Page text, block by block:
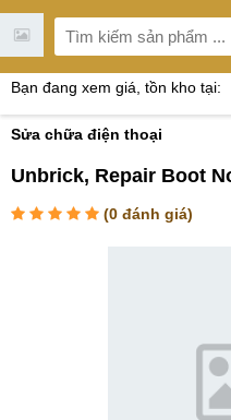
Bạn đang xem giá, tồn kho tại:
Sửa chữa điện thoại
Unbrick, Repair Boot
(0 đánh giá)